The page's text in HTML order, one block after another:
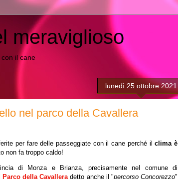
meraviglioso
il cane
lunedì 25 ottobre 2021
nel parco della Cavallera
per fare delle passeggiate con il cane perché ilclima è
non fa troppo caldo!
di Monza e Brianza, precisamente nel comune di
Parco della Cavalleradetto anche il "percorso Concorezzo"